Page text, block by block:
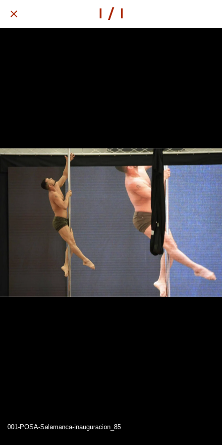
1 / 1
001-POSA-Salamanca-inauguracion_85